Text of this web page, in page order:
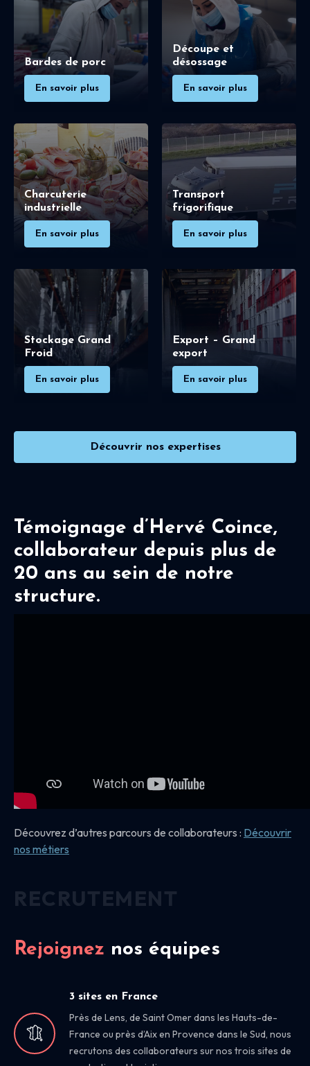
Bardes de porc
En savoir plus
Découpe et
désossage
En savoir plus
Charcuterie
industrielle
En savoir plus
Transport
frigorifique
En savoir plus
Stockage Grand
Froid
En savoir plus
Export – Grand
export
En savoir plus
Découvrir nos expertises
Témoignage d’Hervé Coince,
collaborateur depuis plus de
20 ans au sein de notre
structure.
Découvrez d’autres parcours de collaborateurs : Découvrir
nos métiers
Rejoignez nos équipes
3 sites en France
Près de Lens, de Saint Omer dans les Hauts-de-
France ou près d’Aix en Provence dans le Sud, nous
recrutons des collaborateurs sur nos trois sites de
RECRUTEMENT